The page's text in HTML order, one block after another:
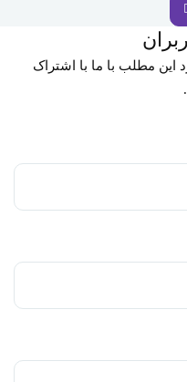
این مطلب با ما با اشتراک